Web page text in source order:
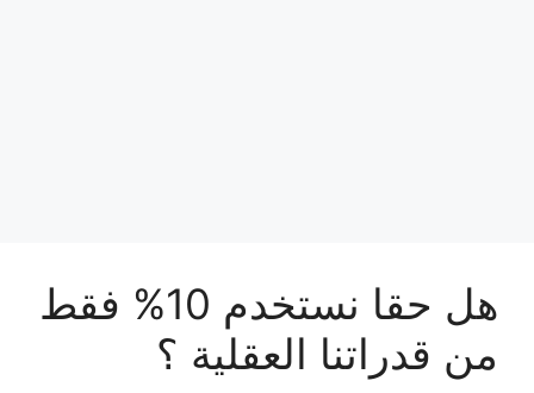
هل حقا نستخدم 10% فقط
من قدراتنا العقلية ؟